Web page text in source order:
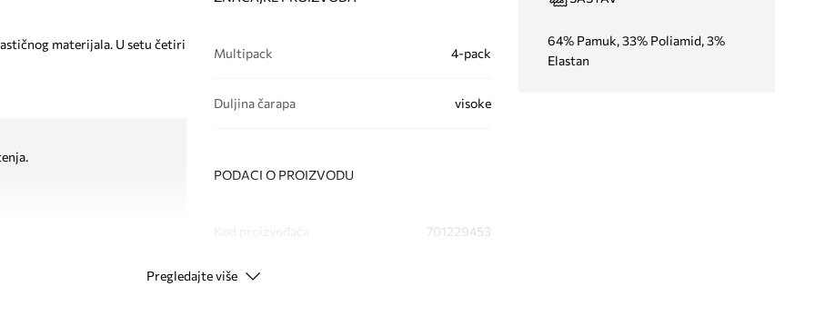
materijala. U setu četiri
Multipack 4-pack
Duljina čarapa visoke
PODACI O PROIZVODU
701229453
Boja
64% Pamuk, 33% Poliamid, 3%
Elastan
Pregledajte više